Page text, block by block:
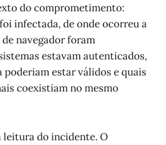
do comprometimento:
infectada, de onde ocorreu a
navegador foram
estavam autenticados,
poderiam estar válidos e quais
coexistiam no mesmo
leitura do incidente. O